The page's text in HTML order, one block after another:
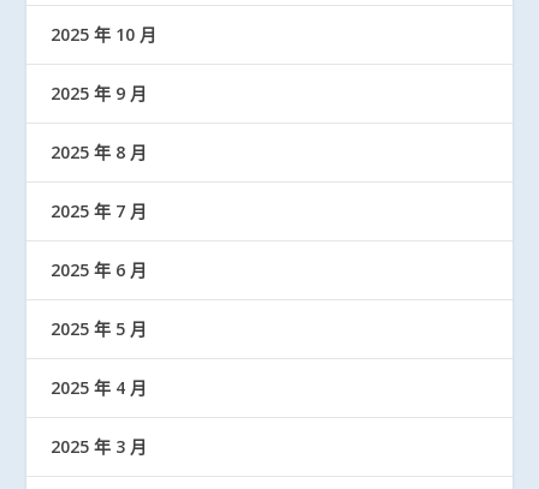
2025 年 10 月
2025 年 9 月
2025 年 8 月
2025 年 7 月
2025 年 6 月
2025 年 5 月
2025 年 4 月
2025 年 3 月